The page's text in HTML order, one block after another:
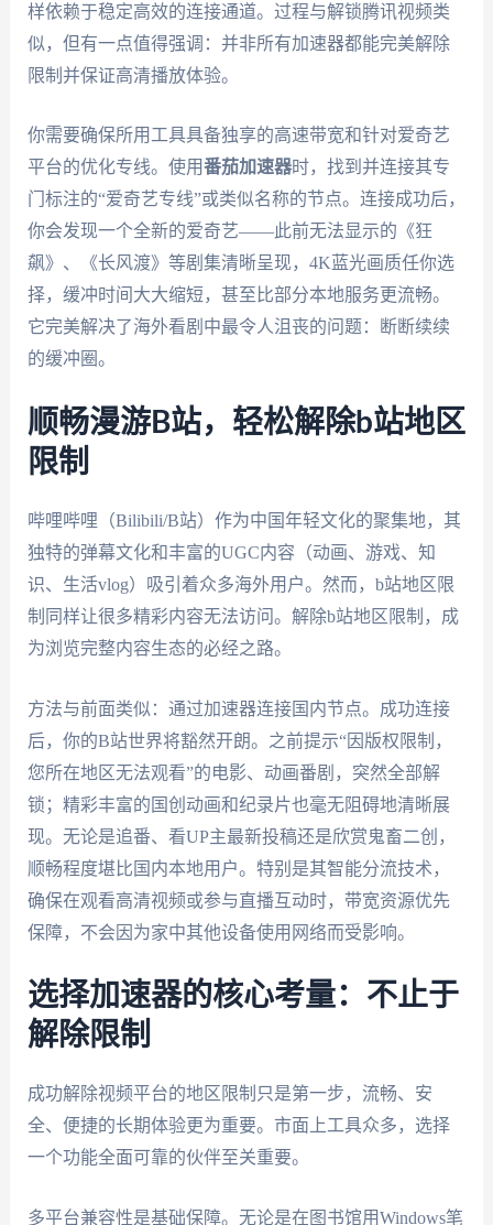
样依赖于稳定高效的连接通道。过程与解锁腾讯视频类
似，但有一点值得强调：并非所有加速器都能完美解除
限制并保证高清播放体验。
你需要确保所用工具具备独享的高速带宽和针对爱奇艺
平台的优化专线。使用番茄加速器时，找到并连接其专
门标注的“爱奇艺专线”或类似名称的节点。连接成功后，
你会发现一个全新的爱奇艺——此前无法显示的《狂
飙》、《长风渡》等剧集清晰呈现，4K蓝光画质任你选
择，缓冲时间大大缩短，甚至比部分本地服务更流畅。
它完美解决了海外看剧中最令人沮丧的问题：断断续续
的缓冲圈。
顺畅漫游B站，轻松解除b站地区
限制
哔哩哔哩（Bilibili/B站）作为中国年轻文化的聚集地，其
独特的弹幕文化和丰富的UGC内容（动画、游戏、知
识、生活vlog）吸引着众多海外用户。然而，b站地区限
制同样让很多精彩内容无法访问。解除b站地区限制，成
为浏览完整内容生态的必经之路。
方法与前面类似：通过加速器连接国内节点。成功连接
后，你的B站世界将豁然开朗。之前提示“因版权限制，
您所在地区无法观看”的电影、动画番剧，突然全部解
锁；精彩丰富的国创动画和纪录片也毫无阻碍地清晰展
现。无论是追番、看UP主最新投稿还是欣赏鬼畜二创，
顺畅程度堪比国内本地用户。特别是其智能分流技术，
确保在观看高清视频或参与直播互动时，带宽资源优先
保障，不会因为家中其他设备使用网络而受影响。
选择加速器的核心考量：不止于
解除限制
成功解除视频平台的地区限制只是第一步，流畅、安
全、便捷的长期体验更为重要。市面上工具众多，选择
一个功能全面可靠的伙伴至关重要。
多平台兼容性是基础保障。无论是在图书馆用Windows笔